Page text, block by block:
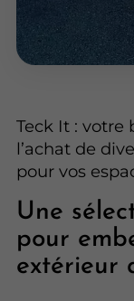
Teck It : votre
l’achat de
pour vos
Une
pour
extérieur